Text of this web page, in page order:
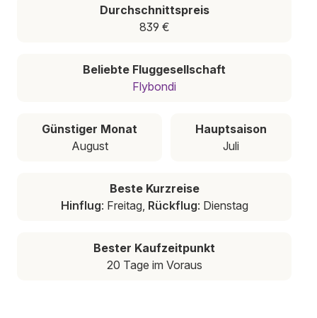
Durchschnittspreis
839 €
Beliebte Fluggesellschaft
Flybondi
Günstiger Monat
August
Hauptsaison
Juli
Beste Kurzreise
Hinflug: Freitag, Rückflug: Dienstag
Bester Kaufzeitpunkt
20 Tage im Voraus